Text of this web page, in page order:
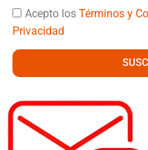
Acepto los Términos y
Privacidad